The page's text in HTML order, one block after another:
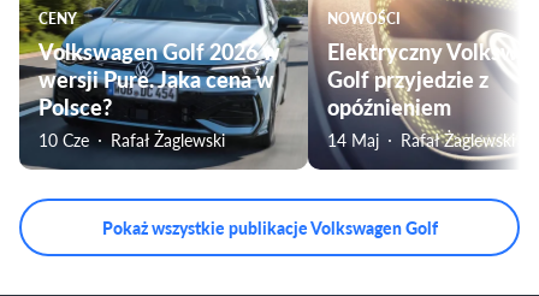
CENY
Volkswagen Golf 2026 w
wersji Pure. Jaka cena w
Polsce?
10 Cze Rafał Żaglewski
NOWOŚCI
Elektryczny
Golf przyjedzie z
opóźnieniem
14 Maj Rafał Żaglewski
Pokaż wszystkie publikacje Volkswagen Golf